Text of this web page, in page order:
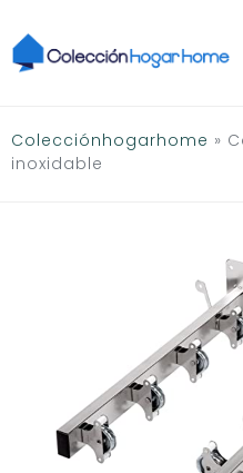
al
contenido
Colecciónhogarhome »
inoxidable